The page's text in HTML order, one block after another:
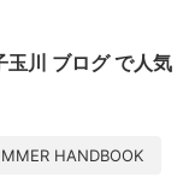
玉川 ブログ で人気
HANDBOOK